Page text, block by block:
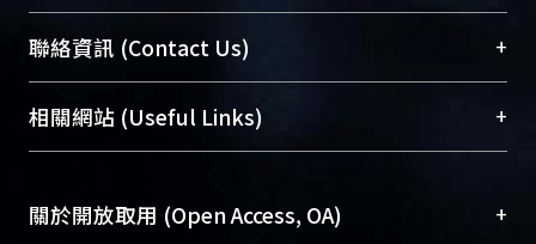
臺大位居世界頂尖大學之列，為永久珍藏及向國際
展現本校豐碩的研究成果及學術能量，圖書館整合
機構典藏（NTUR）與學術庫（AH）不同功能平
台，成為臺大學術典藏NTU scholars。期能整合研
成果。
聯絡資訊 (Contact Us) +
總館學科館員(Main Library)
醫學圖書館學科館員(Medical Library)
Sciences Library)
相關網站 (Useful Links) +
關於開放取用 (Open Access, OA) +